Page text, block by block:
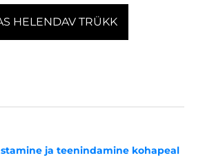
HELENDAV TRÜKK
ja teenindamine kohapeal